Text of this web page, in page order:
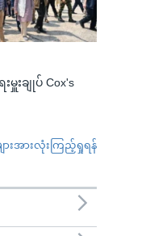
းချုပ် Cox's
းအားလုံးကြည့်ရှုရန်